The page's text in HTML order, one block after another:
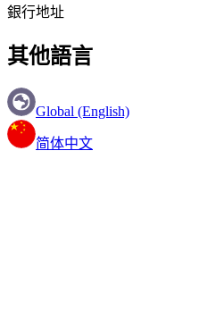
銀行地址
其他語言
Global (English)
简体中文